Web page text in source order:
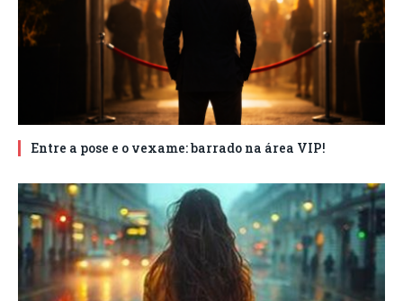
Entre a pose e o vexame: barrado na área VIP!